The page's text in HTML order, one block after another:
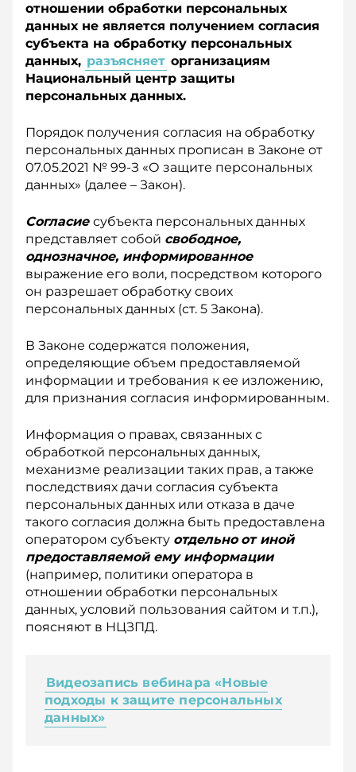
отношении обработки персональных
данных не является получением согласия
субъекта на обработку персональных
данных, разъясняет организациям
Национальный центр защиты
персональных данных.
Порядок получения согласия на обработку
персональных данных прописан в Законе от
07.05.2021 № 99-З «О защите персональных
данных» (далее – Закон).
Согласие субъекта персональных данных
представляет собой свободное,
однозначное, информированное
выражение его воли, посредством которого
он разрешает обработку своих
персональных данных (ст. 5 Закона).
В Законе содержатся положения,
определяющие объем предоставляемой
информации и требования к ее изложению,
для признания согласия информированным.
Информация о правах, связанных с
обработкой персональных данных,
механизме реализации таких прав, а также
последствиях дачи согласия субъекта
персональных данных или отказа в даче
такого согласия должна быть предоставлена
оператором субъекту отдельно от иной
предоставляемой ему информации
(например, политики оператора в
отношении обработки персональных
данных, условий пользования сайтом и т.п.),
поясняют в НЦЗПД.
Видеозапись вебинара «Новые
подходы к защите персональных
данных»